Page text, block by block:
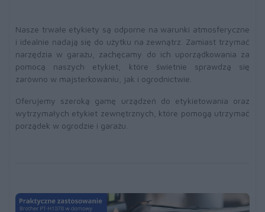
Nasze trwałe etykiety są odporne na warunki atmosferyczne
i idealnie nadają się do użytku na zewnątrz. Zamiast trzymać
narzędzia w garażu, zachęcamy do ich uporządkowania za
pomocą naszych etykiet, które świetnie sprawdzą się
zarówno w majsterkowaniu, jak i ogrodnictwie.
Oferujemy szeroką gamę urządzeń do etykietowania oraz
wytrzymałych etykiet zewnętrznych, które pomogą utrzymać
porządek w ogrodzie i garażu.